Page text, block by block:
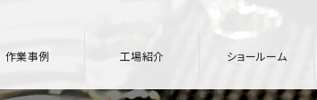
作業事例 工場紹介 ショールーム